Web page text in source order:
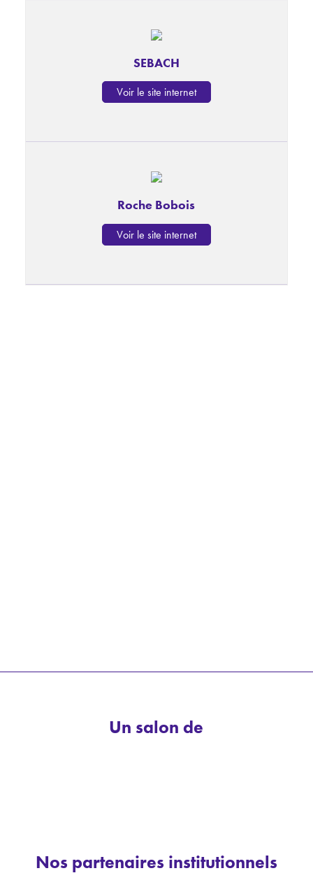
SEBACH
Voir le site internet
Roche Bobois
Voir le site internet
Nos partenaires institutionnels
Un salon de